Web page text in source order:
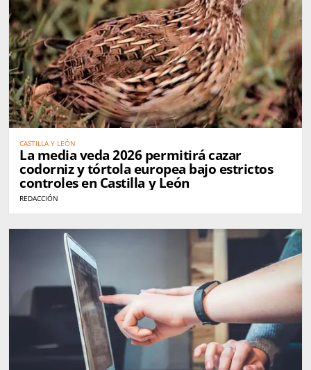
CASTILLA Y LEÓN
La media veda 2026 permitirá cazar
codorniz y tórtola europea bajo estrictos
controles en Castilla y León
REDACCIÓN